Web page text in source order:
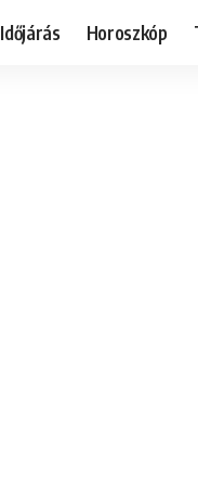
Időjárás Horoszkóp